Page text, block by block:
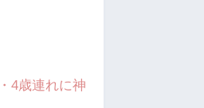
4歳連れに神